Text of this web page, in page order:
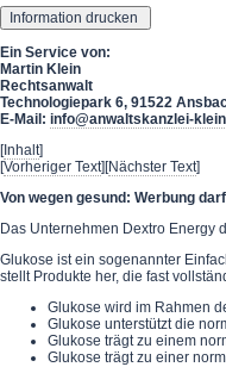
Ein Service von:
Martin Klein
Rechtsanwalt
Technologiepark 6, 91522
E-Mail: info@anwaltskanzlei-
[Inhalt]
[Vorheriger Text][Nächster Text]
Von wegen gesund: Werbung
Das Unternehmen Dextro Energy
Glukose ist ein sogenannter
stellt Produkte her, die fast
Glukose wird im Rahmen
Glukose unterstützt die
Glukose trägt zu einem
Glukose trägt zu einer